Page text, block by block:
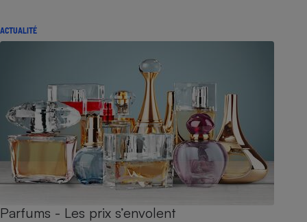
ACTUALITÉ
Parfums - Les prix s’envolent